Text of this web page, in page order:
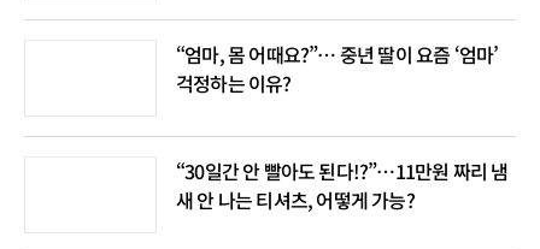
“엄마, 몸 어때요?”… 중년 딸이 요즘 ‘엄마’
걱정하는 이유?
“30일간 안 빨아도 된다!?”…11만원 짜리 냄
새 안 나는 티셔츠, 어떻게 가능?